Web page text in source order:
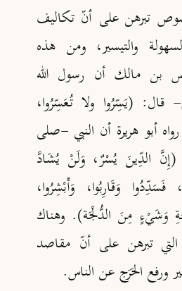
تبرهن على أنّ تكاليف
والتيسير، ومن هذه
بن مالك أن رسول الله
(يَسِّرُوا ولا تُعَسِّرُوا،
أبو هريرة أن النبي -صلى
الدِّينَ يُسْرٌ، وَلَنْ يُشَادَّ
وَقَارِبُوا، وَأَبْشِرُوا،
وَشَيْءٍ مِنَ الدُّلْجَة). وهناك
تبرهن على أنّ مقاصد
ورفع الحَرَج عن الناس.